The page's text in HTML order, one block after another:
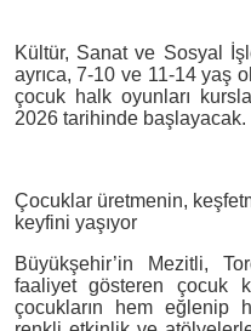
Kültür, Sanat ve Sosyal
ayrıca, 7-10 ve 11-14 yaş
çocuk halk oyunları
2026 tarihinde başlayacak.
Çocuklar üretmenin,
keyfini yaşıyor
Büyükşehir’in Mezitli,
faaliyet gösteren çocuk
çocukların hem eğlenip